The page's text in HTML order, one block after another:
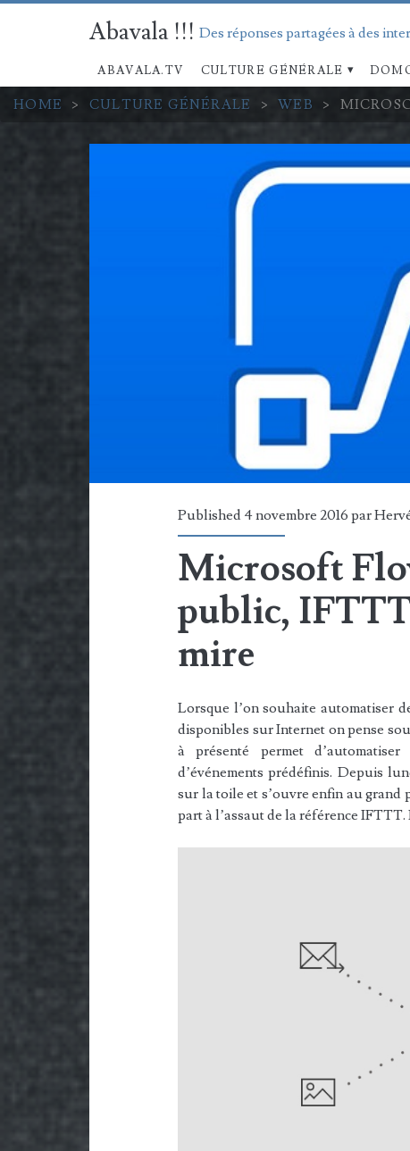
Abavala !!! Des réponses partagées à des
ABAVALA.TV CULTURE GÉNÉRALE
HOME > CULTURE GÉNÉRALE > WEB >
Published 4 novembre 2016 par
Microsoft
public, IFTTT
mire
Lorsque l’on souhaite automatiser
disponibles sur Internet on pense
à présenté permet
d’événements prédéfinis. Depuis
sur la toile et s’ouvre enfin au grand
part à l’assaut de la référence